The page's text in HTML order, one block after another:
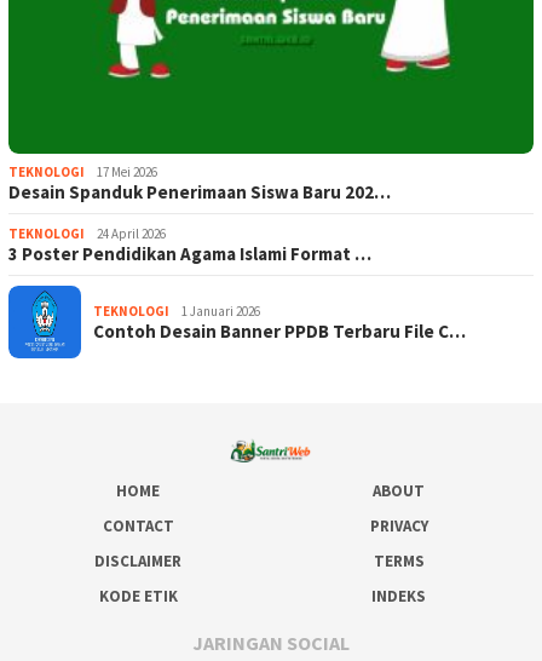
TEKNOLOGI 17 Mei 2026
Desain Spanduk Penerimaan Siswa Baru 202…
TEKNOLOGI 24 April 2026
3 Poster Pendidikan Agama Islami Format …
TEKNOLOGI 1 Januari 2026
Contoh Desain Banner PPDB Terbaru File C…
HOME
ABOUT
CONTACT
PRIVACY
DISCLAIMER
TERMS
KODE ETIK
INDEKS
JARINGAN SOCIAL